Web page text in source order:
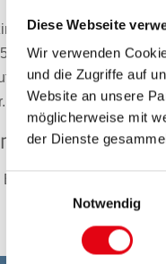
Diese Webseite
Wir verwenden
und die Zugriffe auf
Website an unsere
möglicherweise mit
der Dienste
Einwilligungsauswahl
Notwendig
Bewilligung des
gilt ab 01.06.2023 nur
sozialer
189/1955, idF BGBl. I
und
GmbH